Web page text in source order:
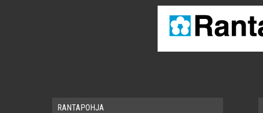
RAN­TA­POH­JA